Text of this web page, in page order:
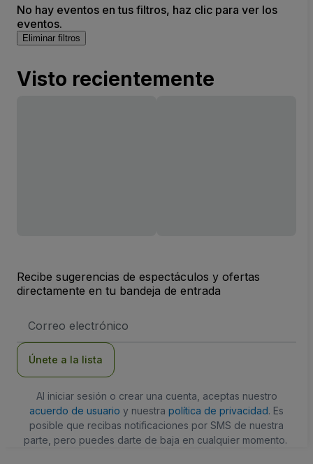
No hay eventos en tus filtros, haz clic para ver los
eventos.
Eliminar filtros
Visto recientemente
Recibe sugerencias de espectáculos y ofertas
directamente en tu bandeja de entrada
de
Únete a la lista
Al iniciar sesión o crear una cuenta, aceptas nuestro
acuerdo de usuario y nuestra política de privacidad. Es
posible que recibas notificaciones por SMS de nuestra
parte, pero puedes darte de baja en cualquier momento.